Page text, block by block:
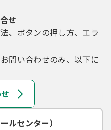
せ
、ボタンの押し方、エラ
問い合わせのみ、以下に
ルセンター）